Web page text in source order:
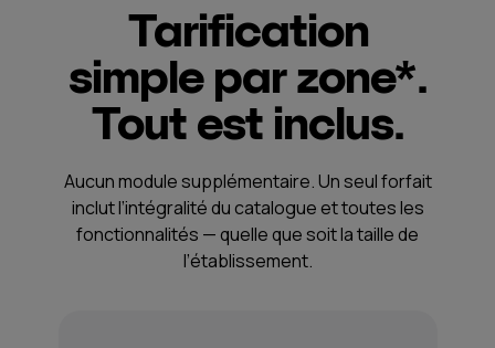
Tarification
simple par zone*.
Tout est inclus.
Aucun module supplémentaire. Un seul forfait
inclut l’intégralité du catalogue et toutes les
fonctionnalités — quelle que soit la taille de
l’établissement.